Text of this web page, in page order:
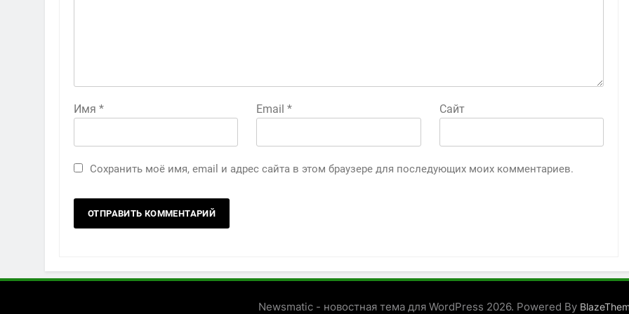
Имя * Email* Сайт
Сохранить моё имя, email и адрес сайта в этом браузере для последующих моих комментариев.
Newsmatic - новостная тема для WordPress 2026. Powered By